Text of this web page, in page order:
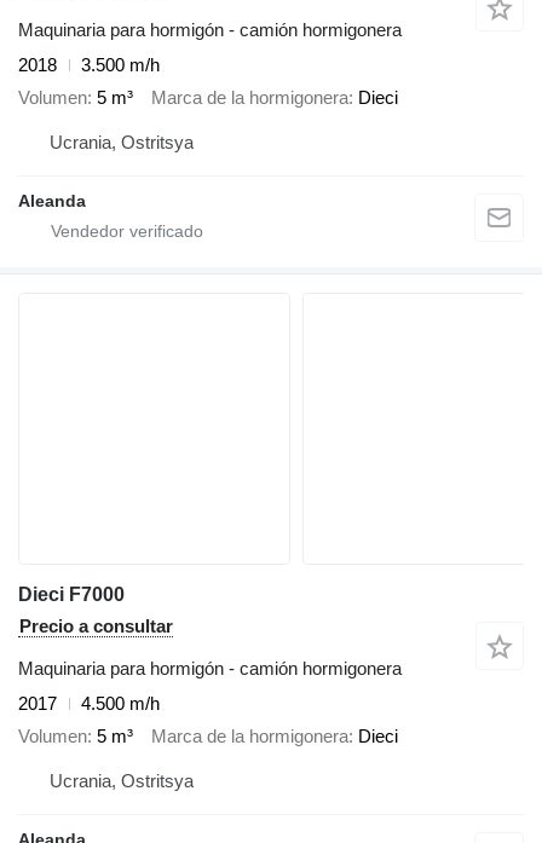
Maquinaria para hormigón - camión hormigonera
2018
3.500 m/h
Volumen 5 m³ Marca de la hormigonera Dieci
Ucrania, Ostritsya
Aleanda
Dieci F7000
Precio a consultar
Maquinaria para hormigón - camión hormigonera
2017
4.500 m/h
Volumen 5 m³ Marca de la hormigonera Dieci
Ucrania, Ostritsya